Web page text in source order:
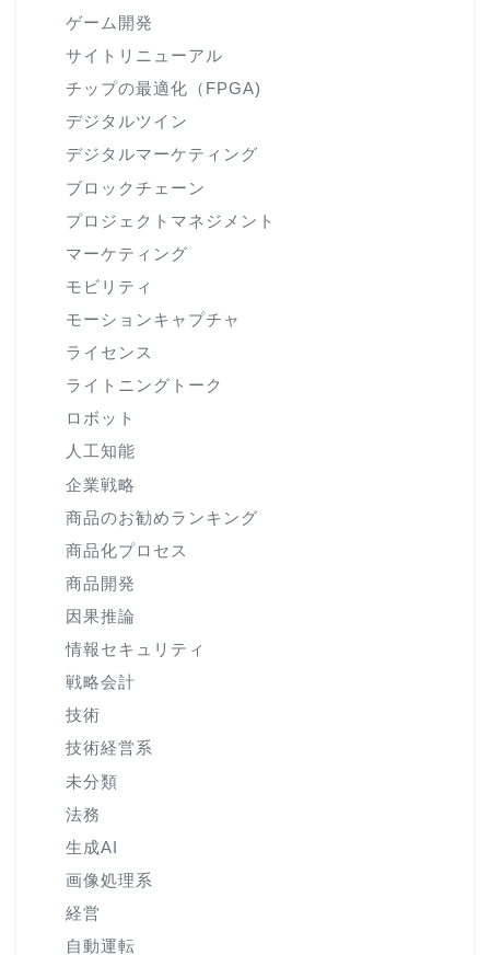
ゲーム開発
サイトリニューアル
チップの最適化（FPGA)
デジタルツイン
デジタルマーケティング
ブロックチェーン
プロジェクトマネジメント
マーケティング
モビリティ
モーションキャプチャ
ライセンス
ライトニングトーク
ロボット
人工知能
企業戦略
商品のお勧めランキング
商品化プロセス
商品開発
因果推論
情報セキュリティ
戦略会計
技術
技術経営系
未分類
法務
生成AI
画像処理系
経営
自動運転